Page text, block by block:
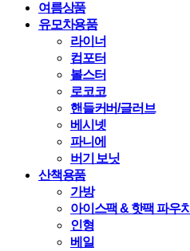
여름상품
유모차용품
라이너
컴포터
볼스터
로코코
핸들커버/글러브
베시넷
파니에
버기 보닛
산책용품
가방
아이스팩 & 핫팩 파우치
인형
베일